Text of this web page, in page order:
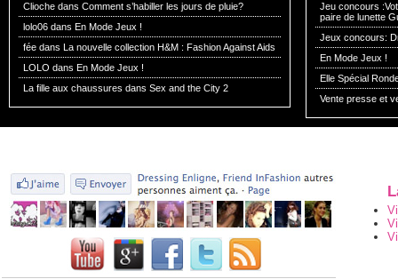
Clioche dans Comment s’habiller les jours de pluie?
lolo06 dans En Mode Jeux !
fée dans La nouvelle collection H&M : Fashion Against Aids
LOLO dans En Mode Jeux !
La fille aux chaussures dans Sex and the City 2
Jeu concours
paire de lunette
Jeux concours:
En Mode Jeux !
Elle Spécial
Vente presse et